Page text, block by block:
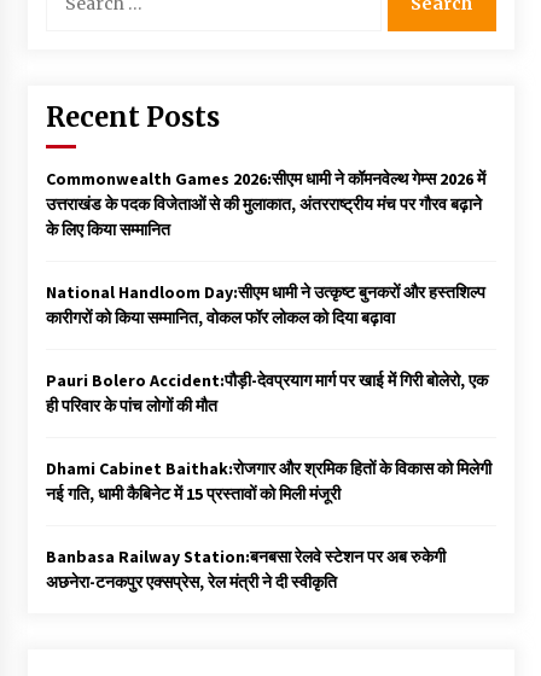
for:
Recent Posts
Commonwealth Games 2026:सीएम धामी ने कॉमनवेल्थ गेम्स 2026 में
उत्तराखंड के पदक विजेताओं से की मुलाकात, अंतरराष्ट्रीय मंच पर गौरव बढ़ाने
के लिए किया सम्मानित
National Handloom Day:सीएम धामी ने उत्कृष्ट बुनकरों और हस्तशिल्प
कारीगरों को किया सम्मानित, वोकल फॉर लोकल को दिया बढ़ावा
Pauri Bolero Accident:पौड़ी-देवप्रयाग मार्ग पर खाई में गिरी बोलेरो, एक
ही परिवार के पांच लोगों की मौत
Dhami Cabinet Baithak:रोजगार और श्रमिक हितों के विकास को मिलेगी
नई गति, धामी कैबिनेट में 15 प्रस्तावों को मिली मंजूरी
Banbasa Railway Station:बनबसा रेलवे स्टेशन पर अब रुकेगी
अछनेरा-टनकपुर एक्सप्रेस, रेल मंत्री ने दी स्वीकृति